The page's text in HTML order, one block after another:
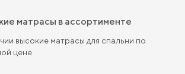
шириной 160 см
жесткости 140х200
матрасы в ассортименте
высокие матрасы для спальни по
цене.